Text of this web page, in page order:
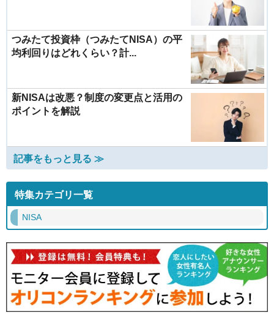
つみたて投資枠（つみたてNISA）の平
均利回りはどれくらい？計...
新NISAは改悪？制度の変更点と活用の
ポイントを解説
記事をもっと見る ≫
特集カテゴリ一覧
NISA